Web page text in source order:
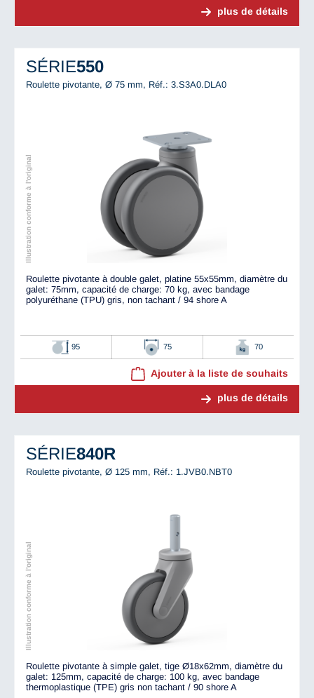
plus de détails
SÉRIE550
Roulette pivotante, Ø 75 mm, Réf.: 3.S3A0.DLA0
Illustration conforme à l'original
Roulette pivotante à double galet, platine 55x55mm, diamètre du
galet: 75mm, capacité de charge: 70 kg, avec bandage
polyuréthane (TPU) gris, non tachant / 94 shore A
95 75 70
Ajouter à la liste de souhaits
plus de détails
SÉRIE840R
Roulette pivotante, Ø 125 mm, Réf.: 1.JVB0.NBT0
Illustration conforme à l'original
Roulette pivotante à simple galet, tige Ø18x62mm, diamètre du
galet: 125mm, capacité de charge: 100 kg, avec bandage
thermoplastique (TPE) gris non tachant / 90 shore A